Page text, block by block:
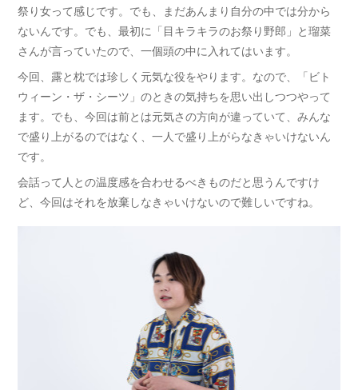
祭り女って感じです。でも、まだあんまり自分の中では分から
ないんです。でも、最初に「目キラキラのお祭り野郎」と瑠菜
さんが言っていたので、一個頭の中に入れてはいます。
今回、露と枕では珍しく元気な役をやります。なので、「ビト
ウィーン・ザ・シーツ」のときの気持ちを思い出しつつやって
ます。でも、今回は前とは元気さの方向が違っていて、みんな
で盛り上がるのではなく、一人で盛り上がらなきゃいけないん
です。
会話って人との温度感を合わせるべきものだと思うんですけ
ど、今回はそれを放棄しなきゃいけないので難しいですね。